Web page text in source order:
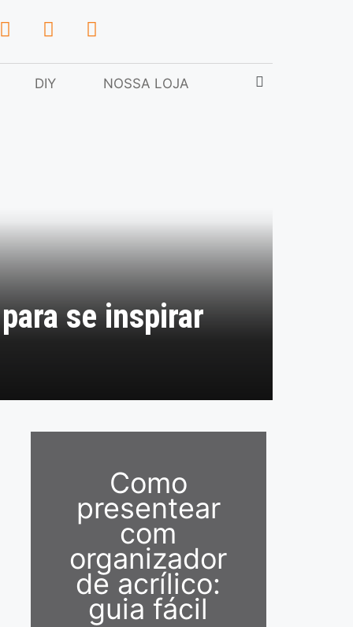
DIY NOSSA LOJA
se inspirar
Como
presentear
com
organizador
de acrílico:
guia fácil